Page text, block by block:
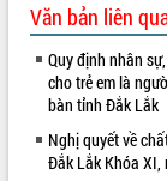
Văn bản liên
Quy định nhân
cho trẻ em là
bàn tỉnh Đắk Lắk
Nghị quyết về
Đắk Lắk Khóa XI,